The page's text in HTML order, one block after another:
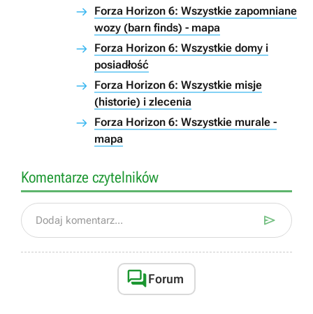
Forza Horizon 6: Wszystkie zapomniane
wozy (barn finds) - mapa
Forza Horizon 6: Wszystkie domy i
posiadłość
Forza Horizon 6: Wszystkie misje
(historie) i zlecenia
Forza Horizon 6: Wszystkie murale -
mapa
Komentarze czytelników
Dodaj komentarz... 
Forum